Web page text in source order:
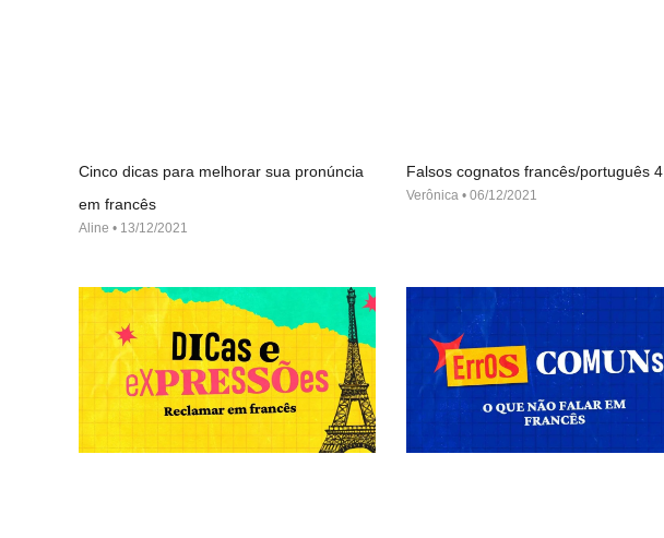
Cinco dicas para melhorar sua pronúncia
em francês
Aline 13/12/2021
Falsos cognatos francês/português 4
Verônica 06/12/2021